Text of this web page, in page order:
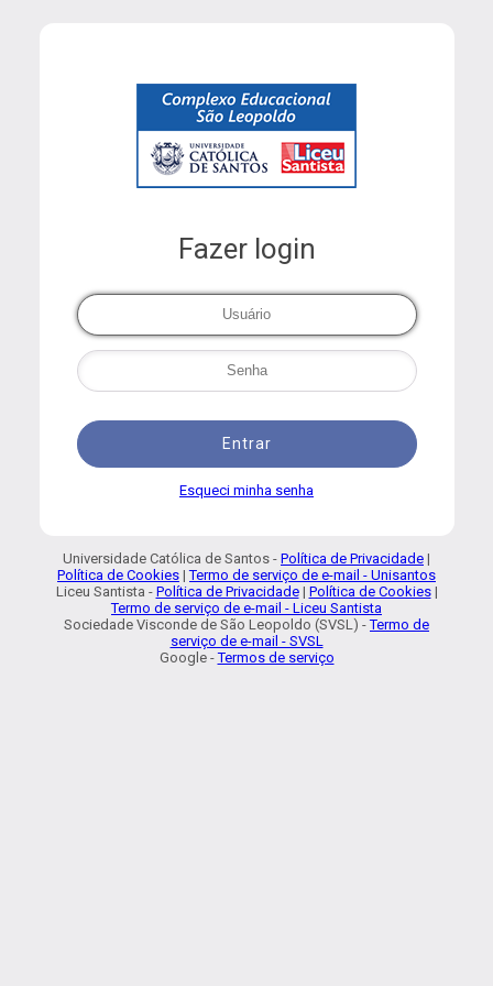
Fazer login
Entrar
Esqueci minha senha
Universidade Católica de Santos - Política de Privacidade |
Política de Cookies |Termo de serviço de e-mail - Unisantos
Liceu Santista - Política de Privacidade| Política de Cookies|
Termo de serviço de e-mail - Liceu Santista
Sociedade Visconde de São Leopoldo (SVSL) -Termo de
serviço de e-mail - SVSL
Google -Termos de serviço